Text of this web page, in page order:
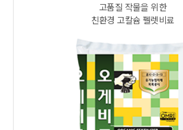
고품질 작물을 위한
친환경 고칼슘 펠렛비료